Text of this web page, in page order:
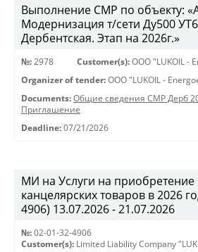
Выполнение СМР по объекту:
Модернизация т/сети Ду500
Дербентская. Этап на 2026г.»
№: 2978 Customer(s): OOO "LUKOIL -
Organizer of tender: OOO "LUKOIL -
Documents: Общие сведения СМР Дерб
Приглашение
Deadline: 07/21/2026
МИ на Услуги на приобретение
канцелярских товаров в 2026
4906) 13.07.2026 - 21.07.2026
№: 02-01-32-4906
Customer(s): Limited Liability Company